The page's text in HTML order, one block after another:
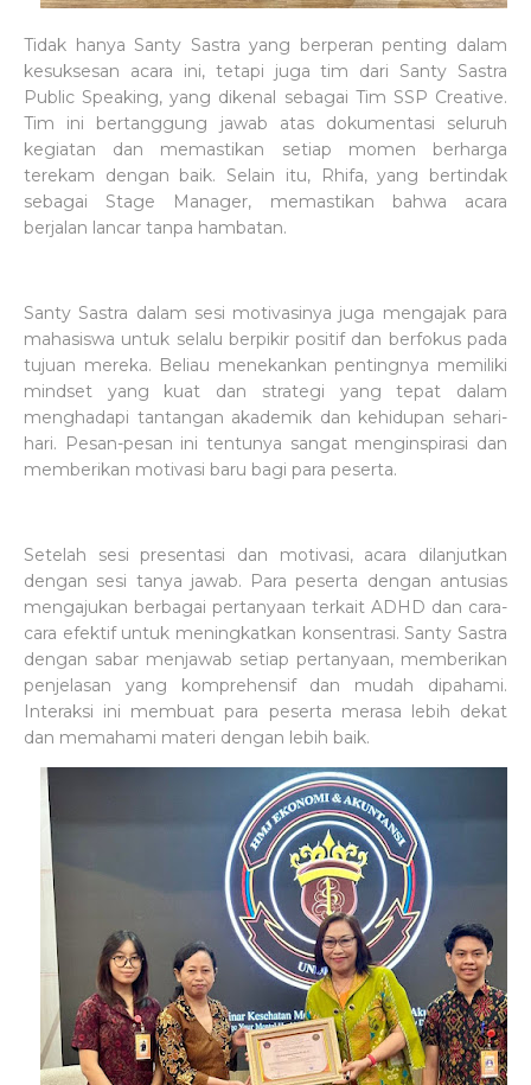
Tidak hanya Santy Sastra yang berperan penting dalam
kesuksesan acara ini, tetapi juga tim dari Santy Sastra
Public Speaking, yang dikenal sebagai Tim SSP Creative.
Tim ini bertanggung jawab atas dokumentasi seluruh
kegiatan dan memastikan setiap momen berharga
terekam dengan baik. Selain itu, Rhifa, yang bertindak
sebagai Stage Manager, memastikan bahwa acara
berjalan lancar tanpa hambatan.
Santy Sastra dalam sesi motivasinya juga mengajak para
mahasiswa untuk selalu berpikir positif dan berfokus pada
tujuan mereka. Beliau menekankan pentingnya memiliki
mindset yang kuat dan strategi yang tepat dalam
menghadapi tantangan akademik dan kehidupan sehari-
hari. Pesan-pesan ini tentunya sangat menginspirasi dan
memberikan motivasi baru bagi para peserta.
Setelah sesi presentasi dan motivasi, acara dilanjutkan
dengan sesi tanya jawab. Para peserta dengan antusias
mengajukan berbagai pertanyaan terkait ADHD dan cara-
cara efektif untuk meningkatkan konsentrasi. Santy Sastra
dengan sabar menjawab setiap pertanyaan, memberikan
penjelasan yang komprehensif dan mudah dipahami.
Interaksi ini membuat para peserta merasa lebih dekat
dan memahami materi dengan lebih baik.